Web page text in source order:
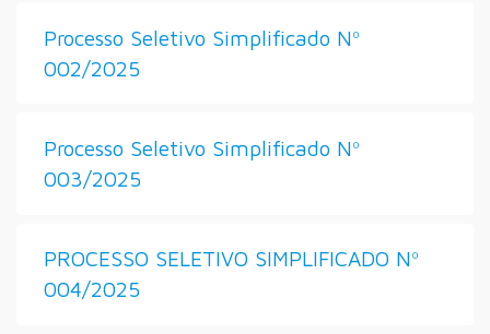
Processo Seletivo Simplificado Nº
002/2025
Processo Seletivo Simplificado Nº
003/2025
PROCESSO SELETIVO SIMPLIFICADO Nº
004/2025